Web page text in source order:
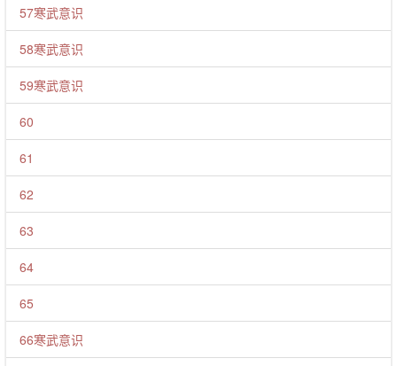
57寒武意识
58寒武意识
59寒武意识
60
61
62
63
64
65
66寒武意识